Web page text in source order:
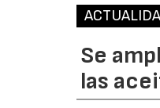
Se
las